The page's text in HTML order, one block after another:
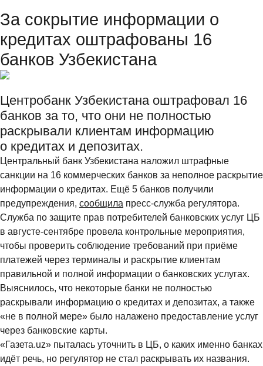
За сокрытие информации о
кредитах оштрафованы 16
банков Узбекистана
Центробанк Узбекистана оштрафовал 16
банков за то, что они не полностью
раскрывали клиентам информацию
о кредитах и депозитах.
Центральный банк Узбекистана наложил штрафные
санкции на 16 коммерческих банков за неполное раскрытие
информации о кредитах. Ещё 5 банков получили
предупреждения, сообщила пресс-служба регулятора.
Служба по защите прав потребителей банковских услуг ЦБ
в августе-сентябре провела контрольные мероприятия,
чтобы проверить соблюдение требований при приёме
платежей через терминалы и раскрытие клиентам
правильной и полной информации о банковских услугах.
Выяснилось, что некоторые банки не полностью
раскрывали информацию о кредитах и депозитах, а также
«не в полной мере» было налажено предоставление услуг
через банковские карты.
«Газета.uz» пыталась уточнить в ЦБ, о каких именно банках
идёт речь, но регулятор не стал раскрывать их названия.